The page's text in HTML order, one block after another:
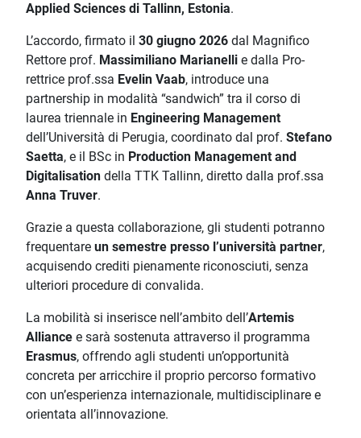
Applied Sciences di Tallinn, Estonia.
L’accordo, firmato il 30 giugno 2026 dal Magnifico
Rettore prof. Massimiliano Marianelli e dalla Pro-
rettrice prof.ssa Evelin Vaab, introduce una
partnership in modalità “sandwich” tra il corso di
laurea triennale in Engineering Management
dell’Università di Perugia, coordinato dal prof. Stefano
Saetta, e il BSc in Production Management and
Digitalisation della TTK Tallinn, diretto dalla prof.ssa
Anna Truver.
Grazie a questa collaborazione, gli studenti potranno
frequentare un semestre presso l’università partner,
acquisendo crediti pienamente riconosciuti, senza
ulteriori procedure di convalida.
La mobilità si inserisce nell’ambito dell’Artemis
Alliance e sarà sostenuta attraverso il programma
Erasmus, offrendo agli studenti un’opportunità
concreta per arricchire il proprio percorso formativo
con un’esperienza internazionale, multidisciplinare e
orientata all’innovazione.